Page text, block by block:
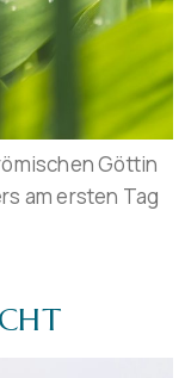
Göttin
am ersten Tag